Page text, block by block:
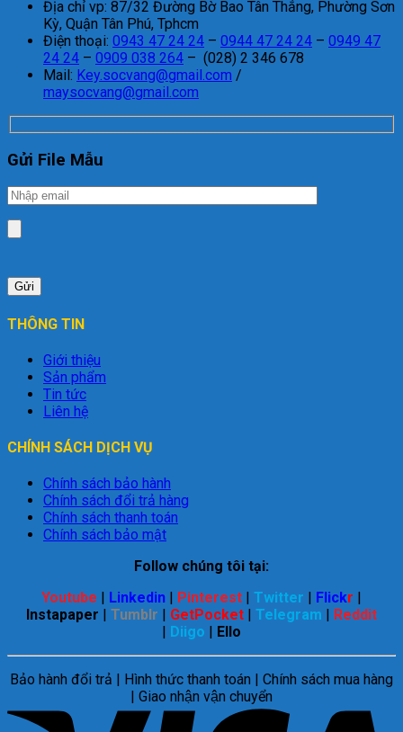
Địa chỉ vp: 87/32 Đường Bờ Bao Tân Thắng, Phường Sơn
Kỳ, Quận Tân Phú, Tphcm
Điện thoại: 0943 47 24 24 – 0944 47 24 24 – 0949 47
24 24 – 0909 038 264 – (028) 2 346 678
Mail: Key.socvang@gmail.com /
maysocvang@gmail.com
Gửi File Mẫu
THÔNG TIN
Giới thiệu
Sản phẩm
Tin tức
Liên hệ
CHÍNH SÁCH DỊCH VỤ
Chính sách bảo hành
Chính sách đổi trả hàng
Chính sách thanh toán
Chính sách bảo mật
Follow chúng tôi tại:
Youtube
Linkedin Pinterest Twitter Flickr
Instapaper
Tumblr GetPocket Telegram
Reddit
Diigo Ello
Bảo hành đổi trả | Hình thức thanh toán | Chính sách mua hàng
| Giao nhận vận chuyển